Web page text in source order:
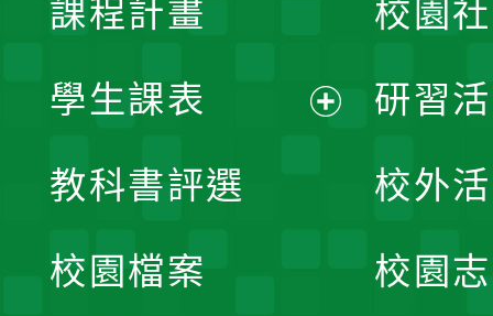
課程計畫
學生課表
教科書評選
校園檔案
校園
研習
校外
校園